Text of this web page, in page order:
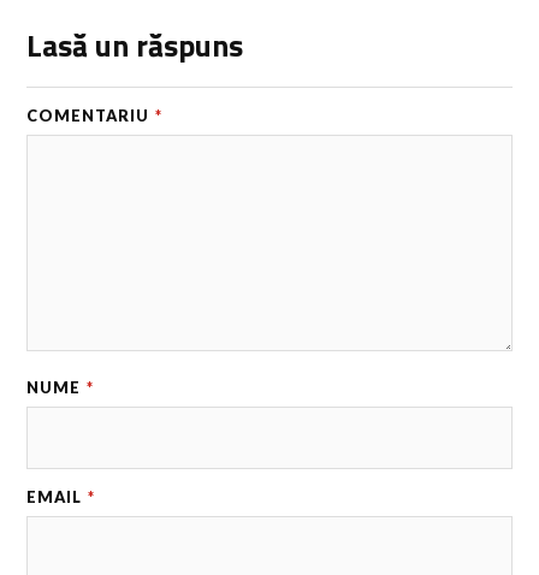
Lasă un răspuns
COMENTARIU *
NUME *
EMAIL *